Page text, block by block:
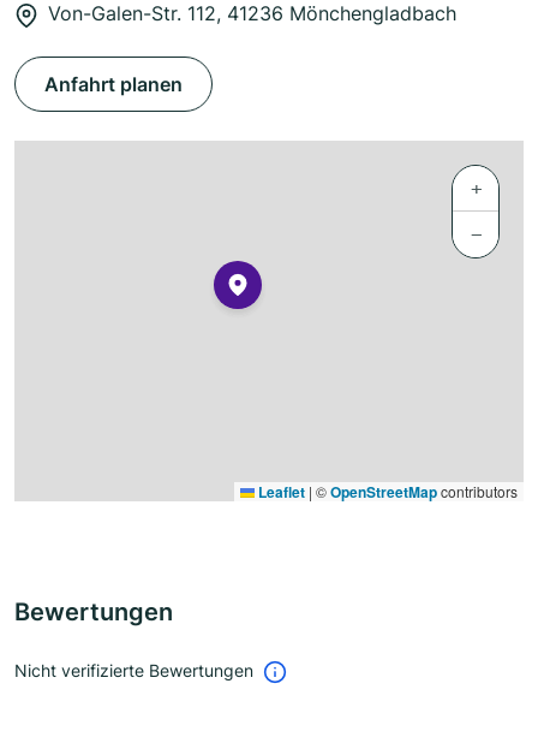
Von-Galen-Str. 112, 41236 Mönchengladbach
Anfahrt planen
+
−
Leaflet | ©OpenStreetMapcontributors
Bewertungen
Nicht verifizierte Bewertungen